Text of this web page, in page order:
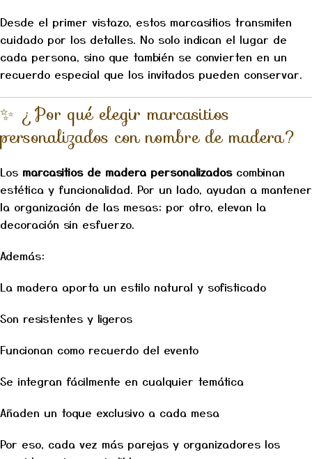
Desde el primer vistazo, estos marcasitios transmiten
cuidado por los detalles. No solo indican el lugar de
cada persona, sino que también se convierten en un
recuerdo especial que los invitados pueden conservar.
✨ ¿Por qué elegir marcasitios
personalizados con nombre de madera?
Los marcasitios de madera personalizadoscombinan
estética y funcionalidad. Por un lado, ayudan a mantener
la organización de las mesas; por otro, elevan la
decoración sin esfuerzo.
Además:
La madera aporta un estilo natural y sofisticado
Son resistentes y ligeros
Funcionan como recuerdo del evento
Se integran fácilmente en cualquier temática
Añaden un toque exclusivo a cada mesa
Por eso, cada vez más parejas y organizadores los